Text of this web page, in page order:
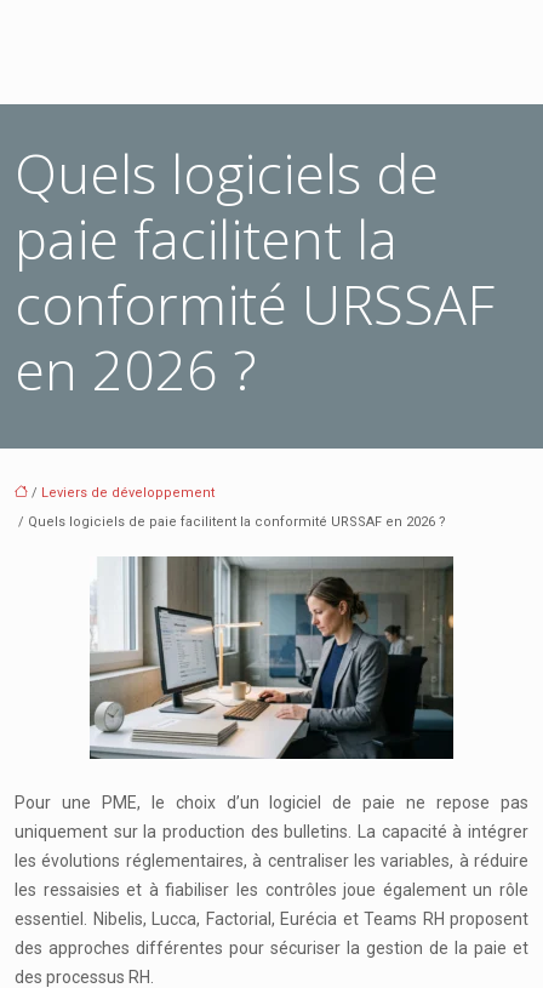
Quels logiciels de
paie facilitent la
conformité URSSAF
en 2026 ?
/ Leviers de développement
/ Quels logiciels de paie facilitent la conformité URSSAF en 2026 ?
Pour une PME, le choix d’un logiciel de paie ne repose pas
uniquement sur la production des bulletins. La capacité à intégrer
les évolutions réglementaires, à centraliser les variables, à réduire
les ressaisies et à fiabiliser les contrôles joue également un rôle
essentiel. Nibelis, Lucca, Factorial, Eurécia et Teams RH proposent
des approches différentes pour sécuriser la gestion de la paie et
des processus RH.